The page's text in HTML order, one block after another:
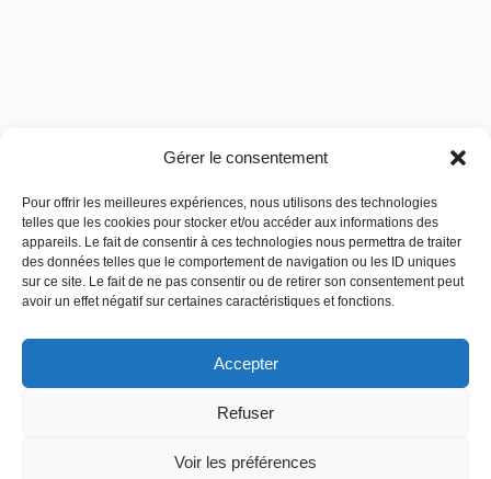
Gérer le consentement
Pour offrir les meilleures expériences, nous utilisons des technologies
telles que les cookies pour stocker et/ou accéder aux informations des
appareils. Le fait de consentir à ces technologies nous permettra de traiter
des données telles que le comportement de navigation ou les ID uniques
sur ce site. Le fait de ne pas consentir ou de retirer son consentement peut
avoir un effet négatif sur certaines caractéristiques et fonctions.
Accepter
Refuser
Voir les préférences